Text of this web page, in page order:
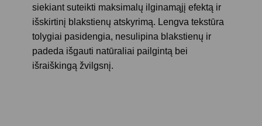
siekiant suteikti maksimalų ilginamąjį efektą ir
išskirtinį blakstienų atskyrimą. Lengva tekstūra
tolygiai pasidengia, nesulipina blakstienų ir
padeda išgauti natūraliai pailgintą bei
išraiškingą žvilgsnį.